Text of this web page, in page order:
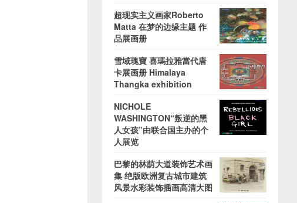
超现实主义画家Roberto
Matta 在梦的边缘主题 作
品展画册
雪域瑰寶 喜瑪拉雅當代唐
卡展画册 Himalaya
Thangka exhibition
NICHOLE
WASHINGTON“叛逆的黑
人女孩”由联合国主办的个
人展览
巴黎的林荫大道装饰艺术画
集 绝版欧洲复古城市建筑
风景水彩装饰插画高清大图